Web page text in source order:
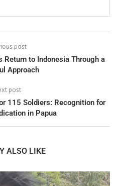
post
Return to Indonesia Through a
Approach
post
115 Soldiers: Recognition for
in Papua
ALSO LIKE